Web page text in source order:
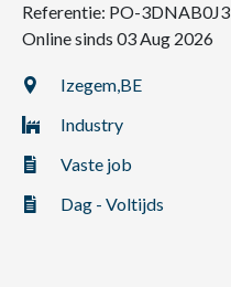
Contact
NL FR EN
Referentie: PO-3DNAB0J3
Online sinds 03 Aug 2026
Izegem,BE
Industry
Vaste job
Dag - Voltijds